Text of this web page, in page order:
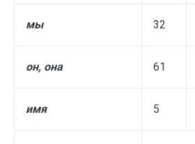
мы 32
он, она 61
имя 5